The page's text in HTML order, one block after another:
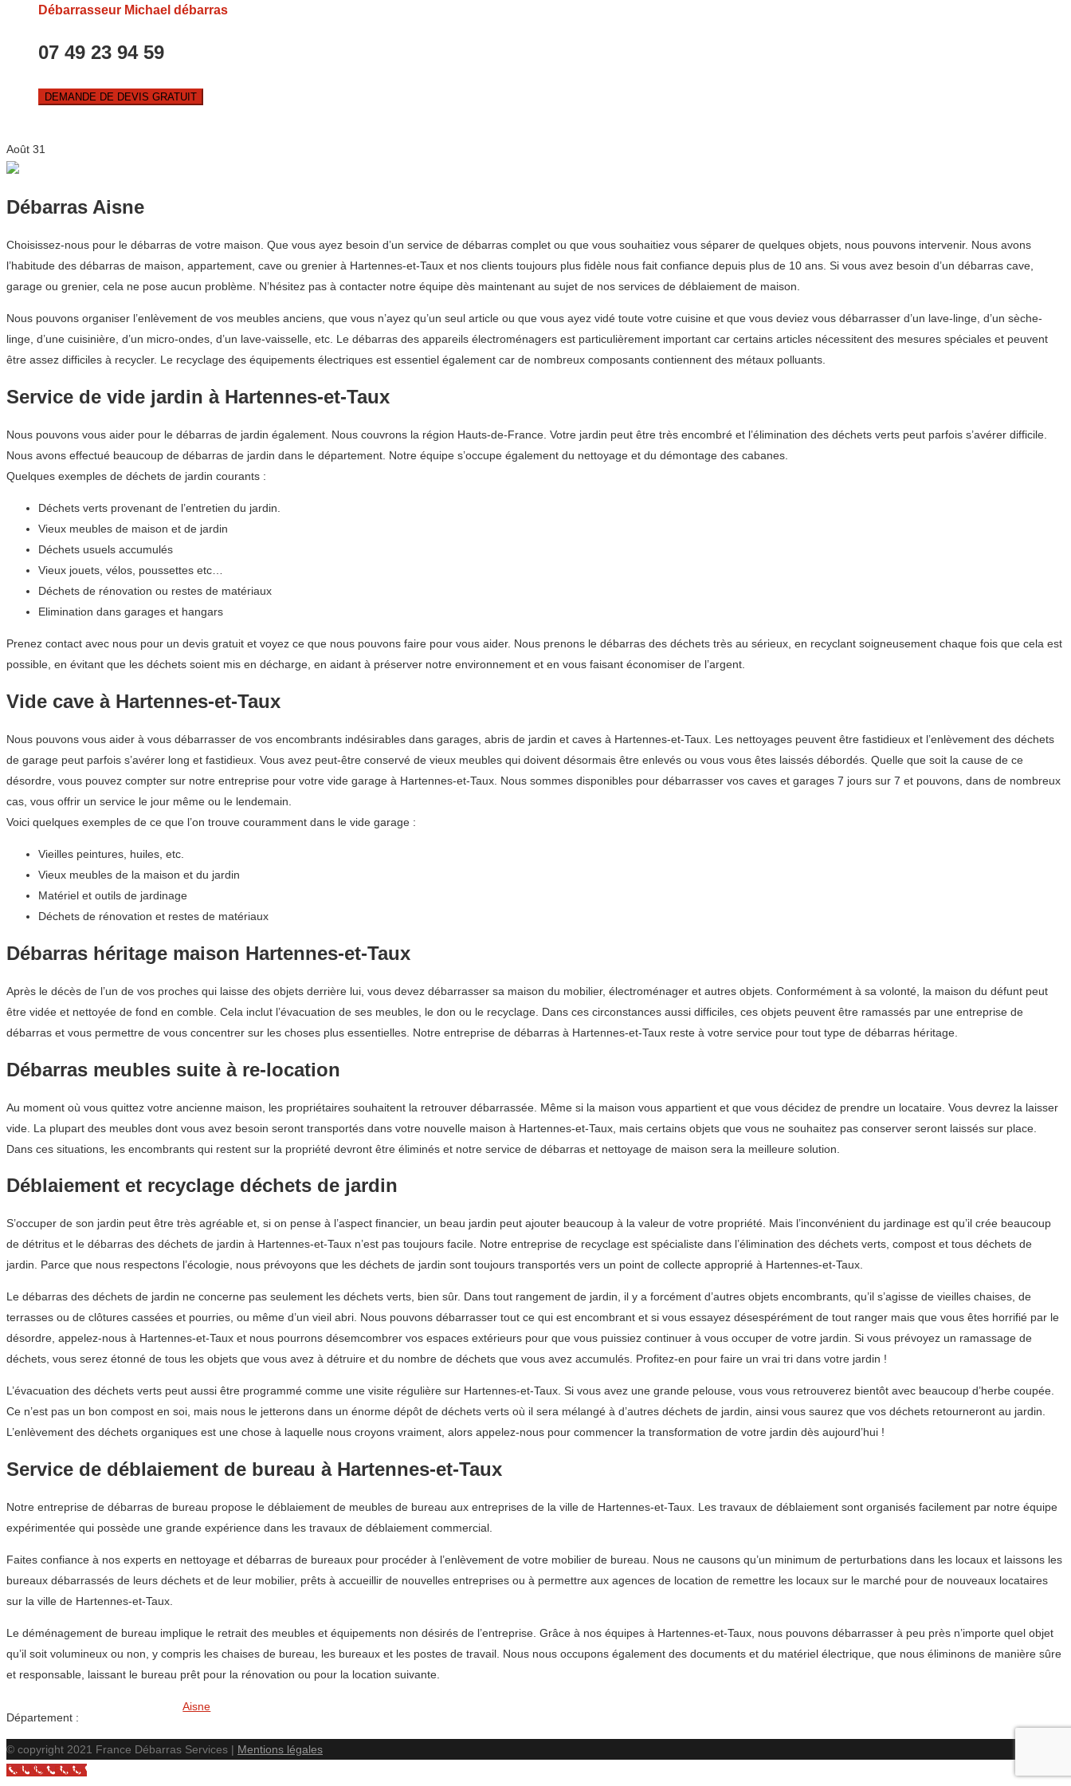
Débarrasseur Michael débarras
07 49 23 94 59
DEMANDE DE DEVIS GRATUIT
Août 31
Débarras Aisne
Choisissez-nous pour le débarras de votre maison. Que vous ayez besoin d’un service de débarras complet ou que vous souhaitiez vous séparer de quelques objets, nous pouvons intervenir. Nous avons
l’habitude des débarras de maison, appartement, cave ou grenier à Hartennes-et-Taux et nos clients toujours plus fidèle nous fait confiance depuis plus de 10 ans. Si vous avez besoin d’un débarras cave,
garage ou grenier, cela ne pose aucun problème. N’hésitez pas à contacter notre équipe dès maintenant au sujet de nos services de déblaiement de maison.
Nous pouvons organiser l’enlèvement de vos meubles anciens, que vous n’ayez qu’un seul article ou que vous ayez vidé toute votre cuisine et que vous deviez vous débarrasser d’un lave-linge, d’un sèche-
linge, d’une cuisinière, d’un micro-ondes, d’un lave-vaisselle, etc. Le débarras des appareils électroménagers est particulièrement important car certains articles nécessitent des mesures spéciales et peuvent
être assez difficiles à recycler. Le recyclage des équipements électriques est essentiel également car de nombreux composants contiennent des métaux polluants.
Service de vide jardin à Hartennes-et-Taux
Nous pouvons vous aider pour le débarras de jardin également. Nous couvrons la région Hauts-de-France. Votre jardin peut être très encombré et l’élimination des déchets verts peut parfois s’avérer difficile.
Nous avons effectué beaucoup de débarras de jardin dans le département. Notre équipe s’occupe également du nettoyage et du démontage des cabanes.
Quelques exemples de déchets de jardin courants :
Déchets verts provenant de l’entretien du jardin.
Vieux meubles de maison et de jardin
Déchets usuels accumulés
Vieux jouets, vélos, poussettes etc…
Déchets de rénovation ou restes de matériaux
Elimination dans garages et hangars
Prenez contact avec nous pour un devis gratuit et voyez ce que nous pouvons faire pour vous aider. Nous prenons le débarras des déchets très au sérieux, en recyclant soigneusement chaque fois que cela est
possible, en évitant que les déchets soient mis en décharge, en aidant à préserver notre environnement et en vous faisant économiser de l’argent.
Vide cave à Hartennes-et-Taux
Nous pouvons vous aider à vous débarrasser de vos encombrants indésirables dans garages, abris de jardin et caves à Hartennes-et-Taux. Les nettoyages peuvent être fastidieux et l’enlèvement des déchets
de garage peut parfois s’avérer long et fastidieux. Vous avez peut-être conservé de vieux meubles qui doivent désormais être enlevés ou vous vous êtes laissés débordés. Quelle que soit la cause de ce
désordre, vous pouvez compter sur notre entreprise pour votre vide garage à Hartennes-et-Taux. Nous sommes disponibles pour débarrasser vos caves et garages 7 jours sur 7 et pouvons, dans de nombreux
cas, vous offrir un service le jour même ou le lendemain.
Voici quelques exemples de ce que l’on trouve couramment dans le vide garage :
Vieilles peintures, huiles, etc.
Vieux meubles de la maison et du jardin
Matériel et outils de jardinage
Déchets de rénovation et restes de matériaux
Débarras héritage maison Hartennes-et-Taux
Après le décès de l’un de vos proches qui laisse des objets derrière lui, vous devez débarrasser sa maison du mobilier, électroménager et autres objets. Conformément à sa volonté, la maison du défunt peut
être vidée et nettoyée de fond en comble. Cela inclut l’évacuation de ses meubles, le don ou le recyclage. Dans ces circonstances aussi difficiles, ces objets peuvent être ramassés par une entreprise de
débarras et vous permettre de vous concentrer sur les choses plus essentielles. Notre entreprise de débarras à Hartennes-et-Taux reste à votre service pour tout type de débarras héritage.
Débarras meubles suite à re-location
Au moment où vous quittez votre ancienne maison, les propriétaires souhaitent la retrouver débarrassée. Même si la maison vous appartient et que vous décidez de prendre un locataire. Vous devrez la laisser
vide. La plupart des meubles dont vous avez besoin seront transportés dans votre nouvelle maison à Hartennes-et-Taux, mais certains objets que vous ne souhaitez pas conserver seront laissés sur place.
Dans ces situations, les encombrants qui restent sur la propriété devront être éliminés et notre service de débarras et nettoyage de maison sera la meilleure solution.
Déblaiement et recyclage déchets de jardin
S’occuper de son jardin peut être très agréable et, si on pense à l’aspect financier, un beau jardin peut ajouter beaucoup à la valeur de votre propriété. Mais l’inconvénient du jardinage est qu’il crée beaucoup
de détritus et le débarras des déchets de jardin à Hartennes-et-Taux n’est pas toujours facile. Notre entreprise de recyclage est spécialiste dans l’élimination des déchets verts, compost et tous déchets de
jardin. Parce que nous respectons l’écologie, nous prévoyons que les déchets de jardin sont toujours transportés vers un point de collecte approprié à Hartennes-et-Taux.
Le débarras des déchets de jardin ne concerne pas seulement les déchets verts, bien sûr. Dans tout rangement de jardin, il y a forcément d’autres objets encombrants, qu’il s’agisse de vieilles chaises, de
terrasses ou de clôtures cassées et pourries, ou même d’un vieil abri. Nous pouvons débarrasser tout ce qui est encombrant et si vous essayez désespérément de tout ranger mais que vous êtes horrifié par le
désordre, appelez-nous à Hartennes-et-Taux et nous pourrons désemcombrer vos espaces extérieurs pour que vous puissiez continuer à vous occuper de votre jardin. Si vous prévoyez un ramassage de
déchets, vous serez étonné de tous les objets que vous avez à détruire et du nombre de déchets que vous avez accumulés. Profitez-en pour faire un vrai tri dans votre jardin !
L’évacuation des déchets verts peut aussi être programmé comme une visite régulière sur Hartennes-et-Taux. Si vous avez une grande pelouse, vous vous retrouverez bientôt avec beaucoup d’herbe coupée.
Ce n’est pas un bon compost en soi, mais nous le jetterons dans un énorme dépôt de déchets verts où il sera mélangé à d’autres déchets de jardin, ainsi vous saurez que vos déchets retourneront au jardin.
L’enlèvement des déchets organiques est une chose à laquelle nous croyons vraiment, alors appelez-nous pour commencer la transformation de votre jardin dès aujourd’hui !
Service de déblaiement de bureau à Hartennes-et-Taux
Notre entreprise de débarras de bureau propose le déblaiement de meubles de bureau aux entreprises de la ville de Hartennes-et-Taux. Les travaux de déblaiement sont organisés facilement par notre équipe
expérimentée qui possède une grande expérience dans les travaux de déblaiement commercial.
Faites confiance à nos experts en nettoyage et débarras de bureaux pour procéder à l’enlèvement de votre mobilier de bureau. Nous ne causons qu’un minimum de perturbations dans les locaux et laissons les
bureaux débarrassés de leurs déchets et de leur mobilier, prêts à accueillir de nouvelles entreprises ou à permettre aux agences de location de remettre les locaux sur le marché pour de nouveaux locataires
sur la ville de Hartennes-et-Taux.
Le déménagement de bureau implique le retrait des meubles et équipements non désirés de l’entreprise. Grâce à nos équipes à Hartennes-et-Taux, nous pouvons débarrasser à peu près n’importe quel objet
qu’il soit volumineux ou non, y compris les chaises de bureau, les bureaux et les postes de travail. Nous nous occupons également des documents et du matériel électrique, que nous éliminons de manière sûre
et responsable, laissant le bureau prêt pour la rénovation ou pour la location suivante.
Département :
Aisne
© copyright 2021 France Débarras Services | Mentions légales
Call Now Button